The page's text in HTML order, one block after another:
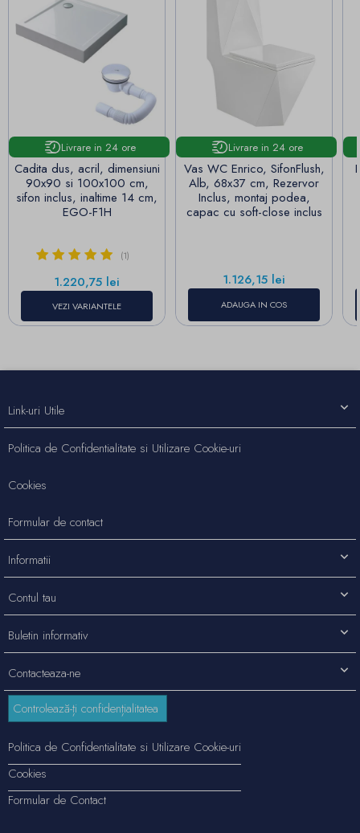
Livrare in 24 ore
Cadita dus, acril, dimensiuni
90x90 si 100x100 cm,
sifon inclus, inaltime 14 cm,
EGO-F1H
(1)
Pret
1.220,75 lei
VEZI VARIANTELE
Livrare in 24 ore
Vas WC Enrico, SifonFlush,
Alb, 68x37 cm, Rezervor
Inclus, montaj podea,
capac cu soft-close inclus
Pret
1.126,15 lei
ADAUGA IN COS
Contacteaza-ne
Link-uri Utile
Politica de Confidentialitate si Utilizare Cookie-uri
Cookies
Formular de contact
Informatii
Contul tau
Buletin informativ
Controlează-ți confidențialitatea
Politica de Confidentialitate si Utilizare Cookie-uri
Cookies
Formular de Contact